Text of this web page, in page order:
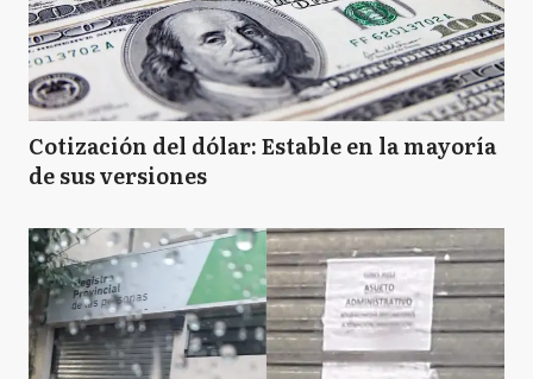
Cotización del dólar: Estable en la mayoría
de sus versiones